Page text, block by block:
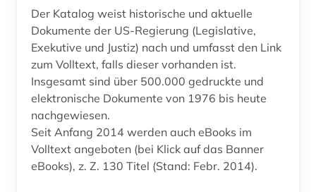
Der Katalog weist historische und aktuelle
Dokumente der US-Regierung (Legislative,
Exekutive und Justiz) nach und umfasst den Link
zum Volltext, falls dieser vorhanden ist.
Insgesamt sind über 500.000 gedruckte und
elektronische Dokumente von 1976 bis heute
nachgewiesen.
Seit Anfang 2014 werden auch eBooks im
Volltext angeboten (bei Klick auf das Banner
eBooks), z. Z. 130 Titel (Stand: Febr. 2014).